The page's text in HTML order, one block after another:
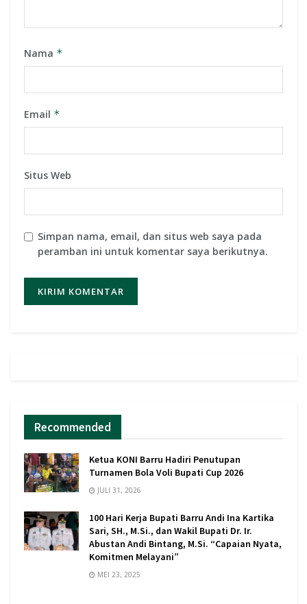
Nama *
Email *
Situs Web
Simpan nama, email, dan situs web saya pada
peramban ini untuk komentar saya berikutnya.
Recommended
Ketua KONI Barru Hadiri Penutupan
Turnamen Bola Voli Bupati Cup 2026
JULI 31, 2026
100 Hari Kerja Bupati Barru Andi Ina Kartika
Sari, SH., M.Si., dan Wakil Bupati Dr. Ir.
Abustan Andi Bintang, M.Si. “Capaian Nyata,
Komitmen Melayani”
MEI 23, 2025